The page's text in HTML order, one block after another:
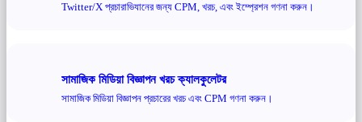
Twitter/X প্রচারাভিযানের জন্য CPM, খরচ, এবং ইম্প্রেশন গণনা করুন।
সামাজিক মিডিয়া বিজ্ঞাপন খরচ ক্যালকুলেটর
সামাজিক মিডিয়া বিজ্ঞাপন প্রচারের খরচ এবং CPM গণনা করুন।